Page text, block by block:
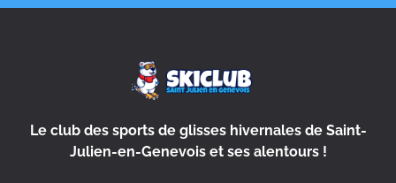
Le club des sports de glisses hivernales de Saint-
Julien-en-Genevois et ses alentours !